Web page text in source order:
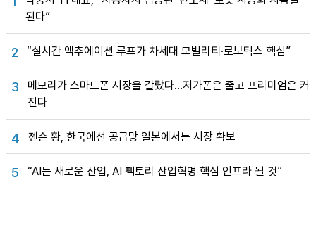
된다”
2 “실시간 액추에이션 루프가 차세대 모빌리티·로보틱스 핵심”
3
메모리가 스마트폰 시장을 갈랐다…저가폰은 줄고 프리미엄은 커
진다
4 젠슨 황, 한국에선 공급망 일본에서는 시장 확보
5 “AI는 새로운 산업, AI 팩토리 산업혁명 핵심 인프라 될 것”